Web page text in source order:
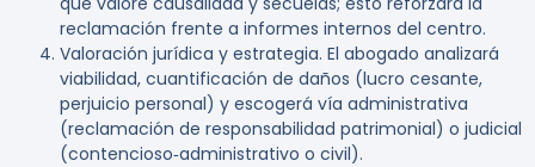
reclamación frente a informes internos del centro.
Valoración jurídica y estrategia. El abogado analizará
viabilidad, cuantificación de daños (lucro cesante,
perjuicio personal) y escogerá vía administrativa
(reclamación de responsabilidad patrimonial) o judicial
(contencioso‑administrativo o civil).